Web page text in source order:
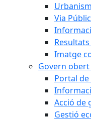
Via
Imatge
Govern
Portal
Acció de
Gestió